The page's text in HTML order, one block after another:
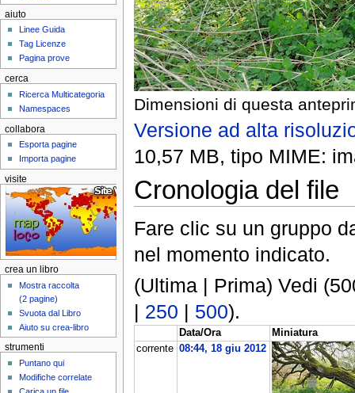
Dimensioni di questa
Versione ad alta
10,57 MB, tipo MIME:
Cronologia del file
Fare clic su un gruppo
nel momento indicato.
(Ultima | Prima) Vedi
| 250 | 500).
Data/Ora
Miniatura
corrente 08:44, 18 giu 2012
aiuto
Linee Guida
Tag Licenze
Pagina prove
cerca
Ricerca Multicategoria
Namespaces
collabora
Esporta pagine
Importa pagine
visite
crea un libro
Mostra raccolta
(2 pagine)
Svuota dal Libro
Aiuto su crea-libro
strumenti
Puntano qui
Modifiche correlate